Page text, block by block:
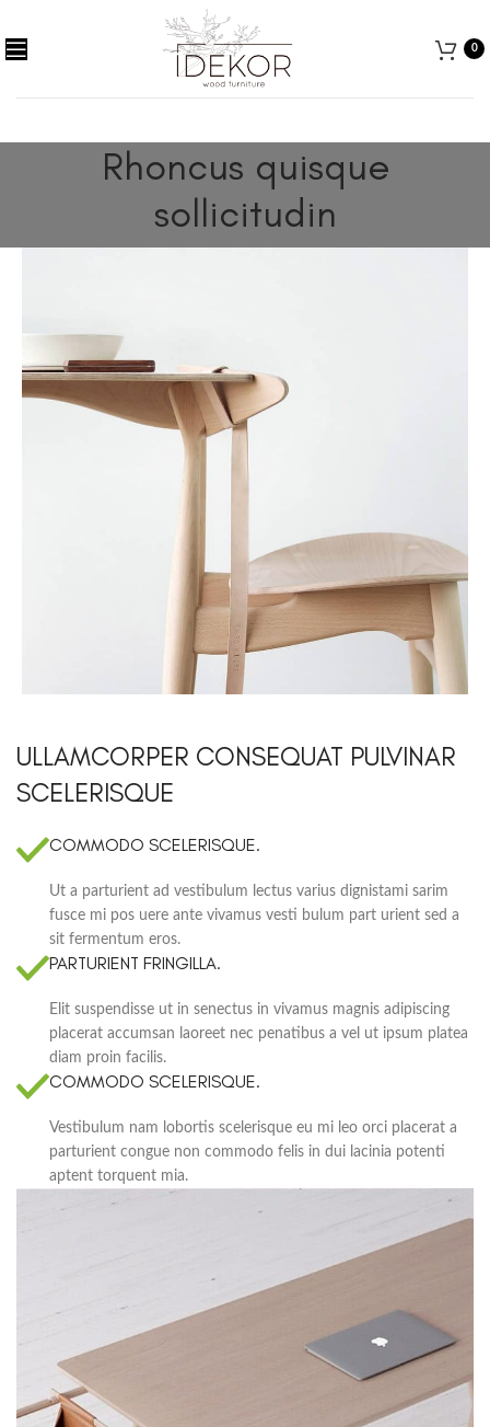
0
Rhoncus quisque
sollicitudin
ULLAMCORPER CONSEQUAT PULVINAR
SCELERISQUE
COMMODO SCELERISQUE.
Ut a parturient ad vestibulum lectus varius dignistami sarim
fusce mi pos uere ante vivamus vesti bulum part urient sed a
sit fermentum eros.
PARTURIENT FRINGILLA.
Elit suspendisse ut in senectus in vivamus magnis adipiscing
placerat accumsan laoreet nec penatibus a vel ut ipsum platea
diam proin facilis.
COMMODO SCELERISQUE.
Vestibulum nam lobortis scelerisque eu mi leo orci placerat a
parturient congue non commodo felis in dui lacinia potenti
aptent torquent mia.